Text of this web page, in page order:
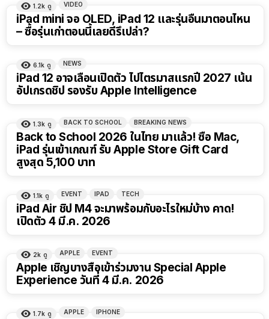
1.2k ดู VIDEO
iPad mini จอ OLED, iPad 12 และรุ่นอื่นมาตอนไหน
– ซื้อรุ่นเก่าตอนนี้เลยดีรึเปล่า?
6.1k ดู NEWS
iPad 12 อาจเลื่อนเปิดตัว ไปไตรมาสแรกปี 2027 เน้น
อัปเกรดชิป รองรับ Apple Intelligence
1.3k ดู BACK TO SCHOOL BREAKING NEWS
Back to School 2026 ในไทย มาแล้ว! ซื้อ Mac,
iPad รุ่นเข้าเกณฑ์ รับ Apple Store Gift Card
สูงสุด 5,100 บาท
1.1k ดู EVENT IPAD TECH
iPad Air ชิป M4 จะมาพร้อมกับอะไรใหม่บ้าง คาด!
เปิดตัว 4 มี.ค. 2026
2k ดู APPLE EVENT
Apple เชิญบางสื่อเข้าร่วมงาน Special Apple
Experience วันที่ 4 มี.ค. 2026
1.7k ดู APPLE IPHONE